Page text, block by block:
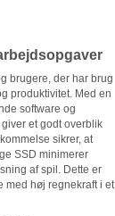
brugere, der har brug
produktivitet. Med en
software og
et godt overblik
sikrer, at
SSD minimerer
af spil. Dette er
med høj regnekraft i et